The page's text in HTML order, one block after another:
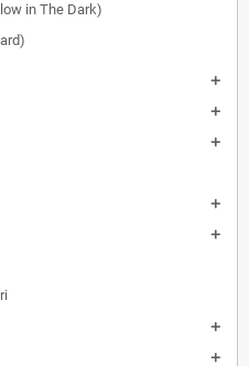
in The Dark)